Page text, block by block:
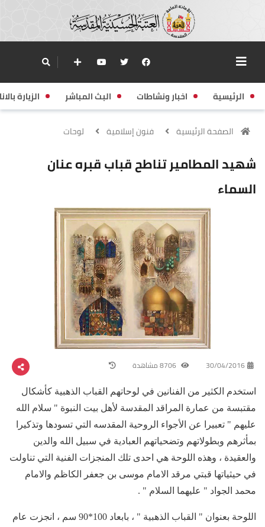
الرئيسية اخبار ونشاطات البث المباشر الزيارة
الصفحة الرئيسية فنون إسلامية لوحات
شهيد المطامير تناطح قباب قبره عنان
السماء
30/04/2016
استخدم الكثير من الفنانين في لوحاتهم القباب الذهبية كأشكال
مقتبسة من عمارة المراقد المقدسة لأهل بيت النبوة " سلام الله
عليهم " تعبيرا عن الأجواء الروحية المقدسه التي تسودها وتذكيرا
بمأثرهم وبطولاتهم وتضحياتهم العبادية في سبيل الله والدين
والعقيدة ، وهذه اللوحة هي احدى تلك المنجزات الفنية التي تناولت
في حيثياتها قبتي مرقد الامام موسى بن جعفر الكاظم والامام
محمد الجواد " عليهما السلام " .
اللوحة بعنوان " القباب الذهبية " ، بابعاد 100*90 سم ، انجزت عام